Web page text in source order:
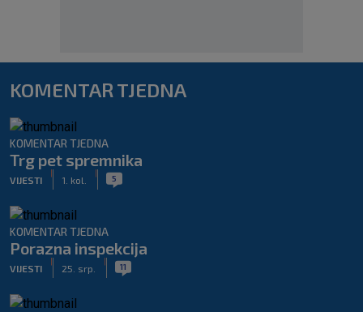
KOMENTAR TJEDNA
KOMENTAR TJEDNA
Trg pet spremnika
VIJESTI 1. kol. 5
KOMENTAR TJEDNA
Porazna inspekcija
VIJESTI 25. srp. 11